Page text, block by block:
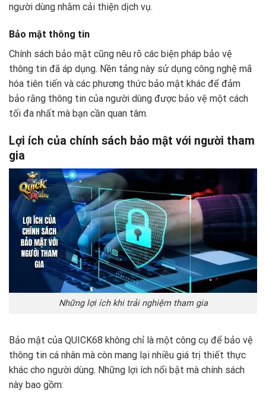
người dùng nhằm cải thiện dịch vụ.
Bảo mật thông tin
Chính sách bảo mật cũng nêu rõ các biện pháp bảo vệ
thông tin đã áp dụng. Nền tảng này sử dụng công nghệ mã
hóa tiên tiến và các phương thức bảo mật khác để đảm
bảo rằng thông tin của người dùng được bảo vệ một cách
tối đa nhất mà bạn cần quan tâm.
Lợi ích của chính sách bảo mật với người tham
gia
Những lợi ích khi trải nghiệm tham gia
Bảo mật của QUICK68 không chỉ là một công cụ để bảo vệ
thông tin cá nhân mà còn mang lại nhiều giá trị thiết thực
khác cho người dùng. Những lợi ích nổi bật mà chính sách
này bao gồm: